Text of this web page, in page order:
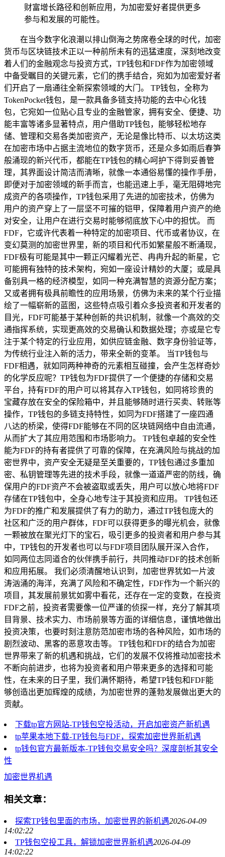
财富增长路径和创新应用，为加密爱好者提供更多
参与和发展的可能性。
在当今数字化浪潮以排山倒海之势席卷全球的时代，加密
货币与区块链技术正以一种前所未有的迅猛速度，深刻地改变
着人们的金融观念与投资方式，TP钱包和FDF作为加密领域
中备受瞩目的关键元素，它们的携手结合，宛如为加密爱好者
们开启了一扇通往全新探索领域的大门。 TP钱包，全称为
TokenPocket钱包，是一款具备多链支持功能的去中心化钱
包，它宛如一位贴心且专业的金融管家，拥有安全、便捷、功
能丰富等诸多显著特点，用户借助TP钱包，能够轻松地存
储、管理和交易各类加密资产，无论是像比特币、以太坊这类
在加密市场中占据主流地位的数字货币，还是众多如雨后春笋
般涌现的新兴代币，都能在TP钱包的精心呵护下得到妥善管
理，其界面设计简洁而清晰，就像一本通俗易懂的操作手册，
即便对于加密领域的新手而言，也能迅速上手，毫无阻碍地完
成资产的各项操作，TP钱包采用了先进的加密技术，仿佛为
用户的资产穿上了一层坚不可摧的铠甲，保障着用户资产的绝
对安全，让用户在进行交易时能够彻底放下心中的担忧。 而
FDF，它或许代表着一种特定的加密项目、代币或者协议，在
变幻莫测的加密世界里，新的项目和代币如繁星般不断涌现，
FDF极有可能是其中一颗正闪耀着光芒、冉冉升起的新星，它
可能拥有独特的技术架构，宛如一座设计精妙的大厦；或是具
备别具一格的经济模型，如同一种充满智慧的资源分配方案；
又或者拥有极具前瞻性的应用场景，仿佛为未来的某个行业描
绘了一幅崭新的蓝图，这些特点吸引着众多投资者和开发者的
目光，FDF可能基于某种创新的共识机制，就像一个高效的交
通指挥系统，实现更高效的交易确认和数据处理；亦或是它专
注于某个特定的行业应用，如供应链金融、数字身份验证等，
为传统行业注入新的活力，带来全新的变革。 当TP钱包与
FDF相遇，就如同两种神奇的元素相互碰撞，会产生怎样奇妙
的化学反应呢？TP钱包为FDF提供了一个便捷的存储和交易
平台，持有FDF的用户可以将其存入TP钱包，如同将珍贵的
宝藏存放在安全的保险箱中，并且能够随时进行买卖、转账等
操作，TP钱包的多链支持特性，如同为FDF搭建了一座四通
八达的桥梁，使得FDF能够在不同的区块链网络中自由流通，
从而扩大了其应用范围和市场影响力。 TP钱包卓越的安全性
能为FDF的持有者提供了可靠的保障，在充满风险与挑战的加
密世界中，资产安全无疑是至关重要的，TP钱包通过多重加
密、私钥管理等先进的技术手段，就像一道道严密的防线，确
保用户的FDF资产不会被盗取或丢失，用户可以放心地将FDF
存储在TP钱包中，全身心地专注于其投资和应用。 TP钱包还
为FDF的推广和发展提供了有力的助力，通过TP钱包庞大的
社区和广泛的用户群体，FDF可以获得更多的曝光机会，就像
一颗被放在聚光灯下的宝石，吸引更多的投资者和用户参与其
中，TP钱包的开发者也可以与FDF项目团队展开深入合作，
如同两位志同道合的伙伴携手前行，共同推动FDF的技术创新
和应用拓展。 我们必须清醒地认识到，加密世界犹如一片波
涛汹涌的海洋，充满了风险和不确定性，FDF作为一个新兴的
项目，其发展前景犹如雾中看花，还存在一定的变数，在投资
FDF之前，投资者需要像一位严谨的侦探一样，充分了解其项
目背景、技术实力、市场前景等方面的详细信息，谨慎地做出
投资决策，也要时刻注意防范加密市场的各种风险，如市场的
剧烈波动、黑客的恶意攻击等。 TP钱包和FDF的结合为加密
世界带来了新的机遇和挑战，它们的发展不仅将推动加密技术
不断向前进步，也将为投资者和用户带来更多的选择和可能
性，在未来的日子里，我们满怀期待，希望TP钱包和FDF能
够创造出更加辉煌的成绩，为加密世界的蓬勃发展做出更大的
贡献。
下载tp官方网站-TP钱包空投活动，开启加密资产新机遇
tp苹果本地下载-TP钱包与FDF，探索加密世界新机遇
tp钱包官方最新版本-TP钱包交易安全吗？深度剖析其安全
性
加密世界机遇
相关文章：
探索TP钱包里面的市场，加密世界的新机遇2026-04-09
14:02:22
TP钱包空投工具，解锁加密世界新机遇2026-04-09
14:02:22